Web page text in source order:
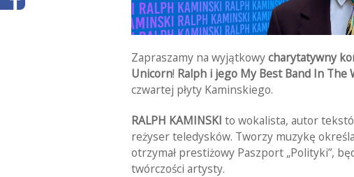
Zapraszamy na wyjątkowycharytatywny
Unicorn! Ralph i jego My Best Band In The
czwartej płyty Kaminskiego.
RALPH KAMINSKI to wokalista, autor
reżyser teledysków. Tworzy muzykę
otrzymał prestiżowy Paszport „Polityki”,
twórczości artysty.